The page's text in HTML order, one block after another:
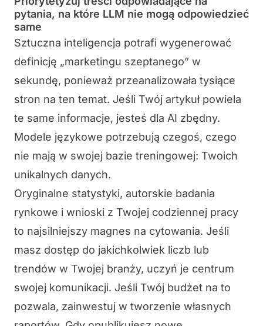
pytania, na które LLM nie mogą odpowiedzieć
same
Sztuczna inteligencja potrafi wygenerować
definicję „marketingu szeptanego” w
sekundę, ponieważ przeanalizowała tysiące
stron na ten temat. Jeśli Twój artykuł powiela
te same informacje, jesteś dla AI zbędny.
Modele językowe potrzebują czegoś, czego
nie mają w swojej bazie treningowej: Twoich
unikalnych danych.
Oryginalne statystyki, autorskie badania
rynkowe i wnioski z Twojej codziennej pracy
to najsilniejszy magnes na cytowania. Jeśli
masz dostęp do jakichkolwiek liczb lub
trendów w Twojej branży, uczyń je centrum
swojej komunikacji. Jeśli Twój budżet na to
pozwala, zainwestuj w tworzenie własnych